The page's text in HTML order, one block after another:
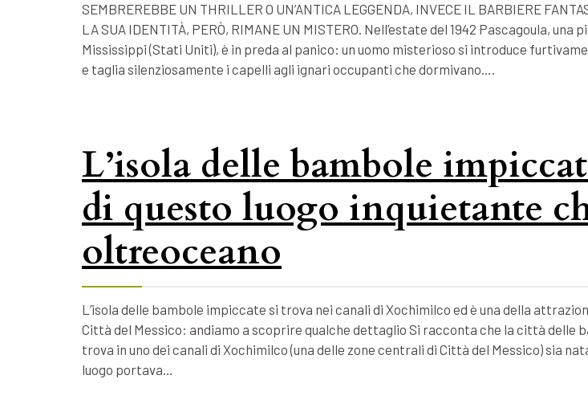
SEMBREREBBE UN THRILLER O UN’ANTICA LEGGENDA, INVECE IL BARBIERE
LA SUA IDENTITÀ, PERÒ, RIMANE UN MISTERO. Nell’estate del 1942 Pascagoula, una
Mississippi (Stati Uniti), è in preda al panico: un uomo misterioso si introduce
e taglia silenziosamente i capelli agli ignari occupanti che dormivano….
L’isola delle bambole
di questo luogo inquietante
oltreoceano
L’isola delle bambole impiccate si trova nei canali di Xochimilco ed è una della
Città del Messico: andiamo a scoprire qualche dettaglio Si racconta che la città delle
trova in uno dei canali di Xochimilco (una delle zone centrali di Città del Messico) sia
luogo portava…